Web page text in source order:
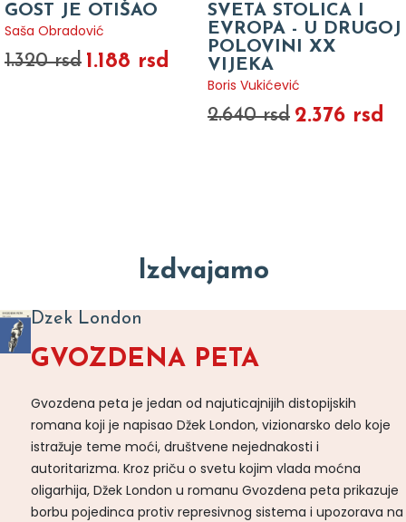
GOST JE OTIŠAO
Saša Obradović
1.320 rsd 1.188 rsd
SVETA STOLICA I
EVROPA - U DRUGOJ
POLOVINI XX
VIJEKA
Boris Vukićević
2.640 rsd 2.376 rsd
Izdvajamo
Dzek London
GVOZDENA PETA
Gvozdena peta je jedan od najuticajnijih distopijskih
romana koji je napisao Džek London, vizionarsko delo koje
istražuje teme moći, društvene nejednakosti i
autoritarizma. Kroz priču o svetu kojim vlada moćna
oligarhija, Džek London u romanu Gvozdena peta prikazuje
borbu pojedinca protiv represivnog sistema i upozorava na